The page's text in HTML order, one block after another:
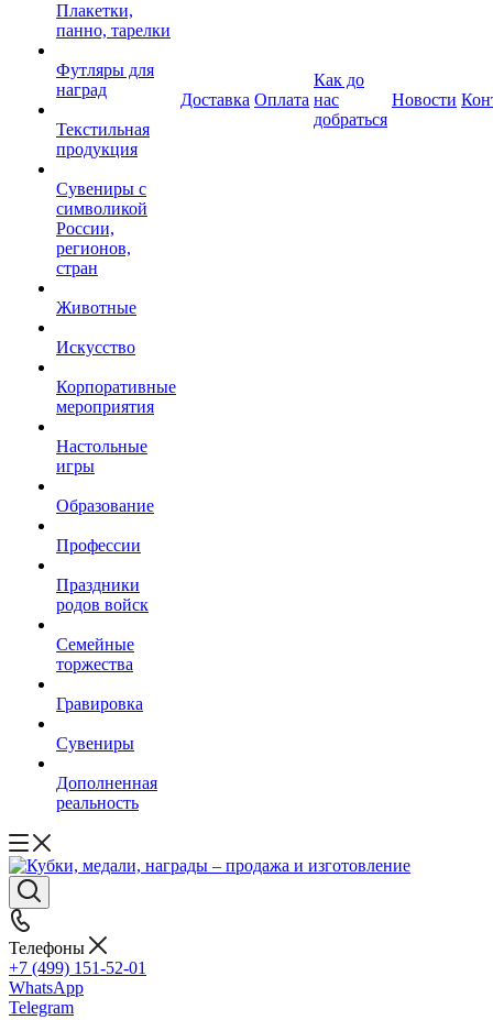
Плакетки,
панно, тарелки
Футляры для
наград
Текстильная
продукция
Сувениры с
символикой
России,
регионов,
стран
Животные
Искусство
Корпоративные
мероприятия
Настольные
игры
Образование
Профессии
Праздники
родов войск
Семейные
торжества
Гравировка
Сувениры
Дополненная
реальность
Доставка Оплата
Как до
нас
добраться
Новости
Телефоны
+7 (499) 151-52-01
WhatsApp
Telegram